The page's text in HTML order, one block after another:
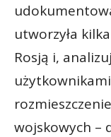
utworzyła
Rosją i,
wojskowych –